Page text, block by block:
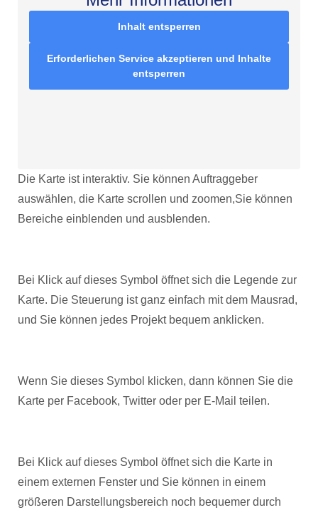
Inhalt entsperren
Erforderlichen Service akzeptieren und Inhalte
entsperren
Die Karte ist interaktiv. Sie können Auftraggeber
auswählen, die Karte scrollen und zoomen,Sie können
Bereiche einblenden und ausblenden.
Bei Klick auf dieses Symbol öffnet sich die Legende zur
Karte. Die Steuerung ist ganz einfach mit dem Mausrad,
und Sie können jedes Projekt bequem anklicken.
Wenn Sie dieses Symbol klicken, dann können Sie die
Karte per Facebook, Twitter oder per E-Mail teilen.
Bei Klick auf dieses Symbol öffnet sich die Karte in
einem externen Fenster und Sie können in einem
größeren Darstellungsbereich noch bequemer durch